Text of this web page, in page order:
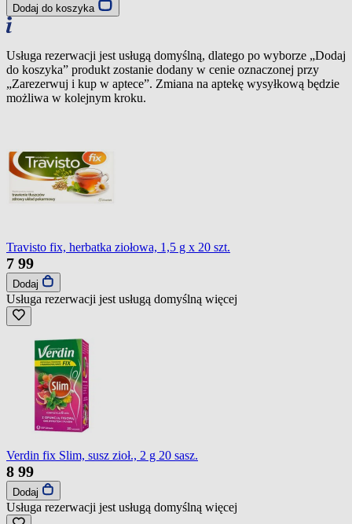
Dodaj do koszyka
Usługa rezerwacji jest usługą domyślną, dlatego po wyborze „Dodaj
do koszyka” produkt zostanie dodany w cenie oznaczonej przy
„Zarezerwuj i kup w aptece”. Zmiana na aptekę wysyłkową będzie
możliwa w kolejnym kroku.
Travisto fix, herbatka ziołowa, 1,5 g x 20 szt.
7 99
Dodaj
Usługa rezerwacji jest usługą domyślną więcej
Verdin fix Slim, susz zioł., 2 g 20 sasz.
8 99
Dodaj
Usługa rezerwacji jest usługą domyślną więcej